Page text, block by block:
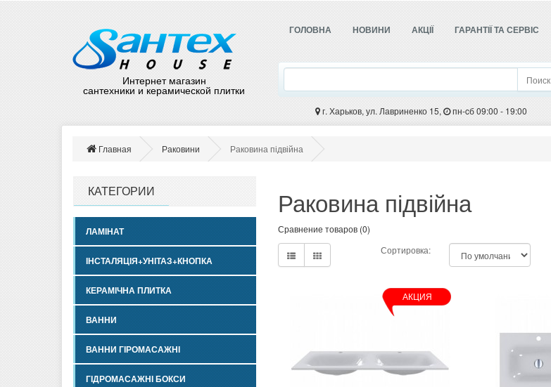
Интернет магазин
сантехники и керамической плитки
ГОЛОВНА НОВИНИ АКЦІЇ ГАРАНТІЇ ТА СЕРВІС
Поиск
г. Харьков, ул. Лавриненко 15, пн-cб 09:00 - 19:00
Главная Раковини Раковина підвійна
КАТЕГОРИИ
ЛАМІНАТ
ІНСТАЛЯЦІЯ+УНІТАЗ+КНОПКА
КЕРАМІЧНА ПЛИТКА
ВАННИ
ВАННИ ГІРОМАСАЖНІ
ГІДРОМАСАЖНІ БОКСИ
Раковина підвійна
Сравнение товаров (0)
Сортировка:
АКЦИЯ